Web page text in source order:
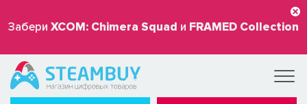
Забери XCOM: Chimera Squad и FRAMED Collection
бесплатно